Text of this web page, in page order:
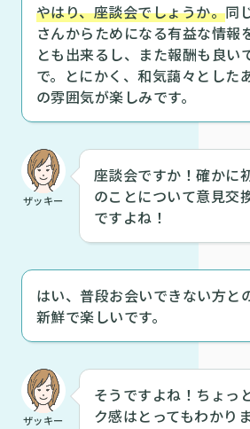
やはり、座談会でしょうか。同
さんからためになる有益な情報
とも出来るし、また報酬も良い
で。とにかく、和気藹々とした
の雰囲気が楽しみです。
ザッキー
座談会ですか！確かに
のことについて意見交
ですよね！
はい、普段お会いできない方と
新鮮で楽しいです。
ザッキー
そうですよね！ちょっ
ク感はとってもわかり